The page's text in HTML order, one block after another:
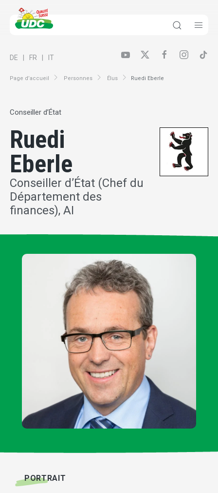
Page d’accueil Personnes Élus Ruedi Eberle
DE FR IT
Conseiller d’État
Ruedi
Eberle
Conseiller d’État (Chef du
Département des
finances), AI
PORTRAIT